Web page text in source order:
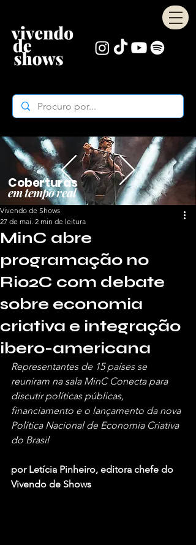
Coberturas
em tempo real
MinC abre
programação no
Rio2C com debate
sobre economia
criativa e integração
ibero-americana
Vivendo de Shows
27 de mai. 2 min de leitura
Representantes de 15 países se
reuniram na sala MinC Conecta para
discutir políticas públicas,
financiamento e o lançamento da nova
Política Nacional de Economia Criativa
do Brasil
por Letícia Pinheiro, editora chefe do
Vivendo de Shows